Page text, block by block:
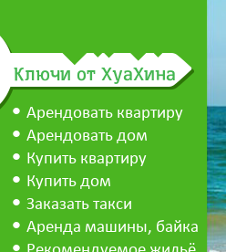
Ключи от ХуаХина
Арендовать квартиру
Арендовать дом
Купить квартиру
Купить дом
Заказать такси
Аренда машины, байка